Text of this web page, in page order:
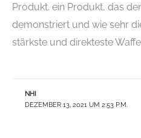
Produkt. ein Produkt, das
demonstriert und wie sehr
stärkste und direkteste
NHI
DEZEMBER 13, 2021 UM 2:53 P.M.